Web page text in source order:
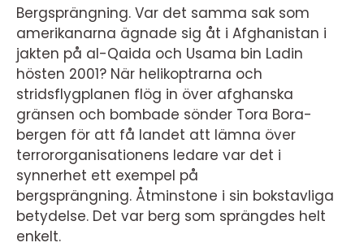
Bergsprängning. Var det samma sak som
amerikanarna ägnade sig åt i Afghanistan i
jakten på al-Qaida och Usama bin Ladin
hösten 2001? När helikoptrarna och
stridsflygplanen flög in över afghanska
gränsen och bombade sönder Tora Bora-
bergen för att få landet att lämna över
terrororganisationens ledare var det i
synnerhet ett exempel på
bergsprängning. Åtminstone i sin bokstavliga
betydelse. Det var berg som sprängdes helt
enkelt.